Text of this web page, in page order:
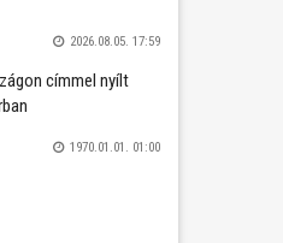
2026.08.05. 17:59
címmel nyílt
1970.01.01. 01:00